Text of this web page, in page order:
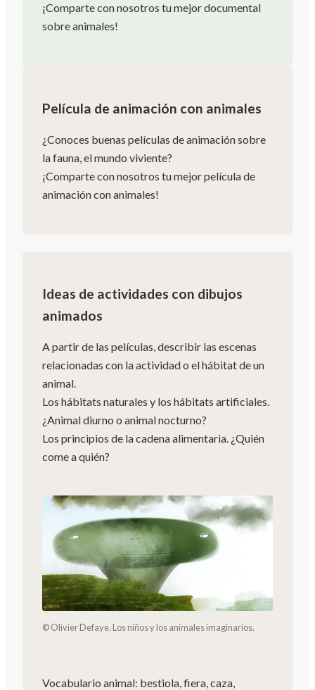
¡Comparte con nosotros tu mejor documental
sobre animales!
Película de animación con animales
¿Conoces buenas películas de animación sobre
la fauna, el mundo viviente?
¡Comparte con nosotros tu mejor película de
animación con animales!
Ideas de actividades con dibujos
animados
A partir de las películas, describir las escenas
relacionadas con la actividad o el hábitat de un
animal.
Los hábitats naturales y los hábitats artificiales.
¿Animal diurno o animal nocturno?
Los principios de la cadena alimentaria. ¿Quién
come a quién?
© Olivier Defaye. Los niños y los animales imaginarios.
Vocabulario animal: bestiola, fiera, caza,